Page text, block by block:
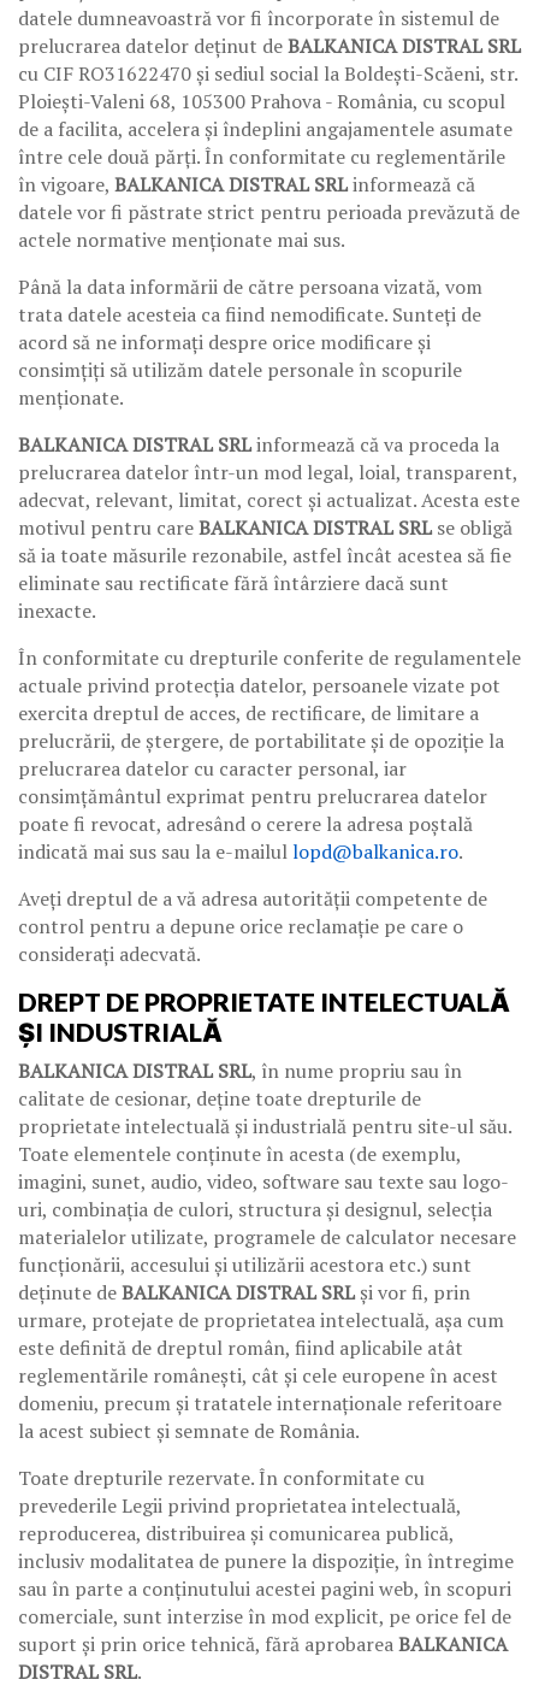
datele dumneavoastră vor fi încorporate în sistemul de
prelucrarea datelor deținut deBALKANICA DISTRAL SRL
cu CIF RO31622470 și sediul social la Boldești-Scăeni, str.
Ploiești-Valeni 68, 105300 Prahova - România, cu scopul
de a facilita, accelera și îndeplini angajamentele asumate
între cele două părți. În conformitate cu reglementările
în vigoare, BALKANICA DISTRAL SRLinformează că
datele vor fi păstrate strict pentru perioada prevăzută de
actele normative menționate mai sus.
Până la data informării de către persoana vizată, vom
trata datele acesteia ca fiind nemodificate. Sunteți de
acord să ne informați despre orice modificare și
consimțiți să utilizăm datele personale în scopurile
menționate.
BALKANICA DISTRAL SRLinformează că va proceda la
prelucrarea datelor într-un mod legal, loial, transparent,
adecvat, relevant, limitat, corect și actualizat. Acesta este
motivul pentru careBALKANICA DISTRAL SRLse obligă
să ia toate măsurile rezonabile, astfel încât acestea să fie
eliminate sau rectificate fără întârziere dacă sunt
inexacte.
În conformitate cu drepturile conferite de regulamentele
actuale privind protecția datelor, persoanele vizate pot
exercita dreptul de acces, de rectificare, de limitare a
prelucrării, de ștergere, de portabilitate și de opoziție la
prelucrarea datelor cu caracter personal, iar
consimțământul exprimat pentru prelucrarea datelor
poate fi revocat, adresând o cerere la adresa poștală
indicată mai sus sau la e-mailullopd@balkanica.ro.
Aveți dreptul de a vă adresa autorității competente de
control pentru a depune orice reclamație pe care o
considerați adecvată.
DREPT DE PROPRIETATE INTELECTUALĂ
ȘI INDUSTRIALĂ
BALKANICA DISTRAL SRL, în nume propriu sau în
calitate de cesionar, deține toate drepturile de
proprietate intelectuală și industrială pentru site-ul său.
Toate elementele conținute în acesta (de exemplu,
imagini, sunet, audio, video, software sau texte sau logo-
uri, combinația de culori, structura și designul, selecția
materialelor utilizate, programele de calculator necesare
funcționării, accesului și utilizării acestora etc.) sunt
deținute deBALKANICA DISTRAL SRLși vor fi, prin
urmare, protejate de proprietatea intelectuală, așa cum
este definită de dreptul român, fiind aplicabile atât
reglementările românești, cât și cele europene în acest
domeniu, precum și tratatele internaționale referitoare
la acest subiect și semnate de România.
Toate drepturile rezervate. În conformitate cu
prevederile Legii privind proprietatea intelectuală,
reproducerea, distribuirea și comunicarea publică,
inclusiv modalitatea de punere la dispoziție, în întregime
sau în parte a conținutului acestei pagini web, în ​​scopuri
comerciale, sunt interzise în mod explicit, pe orice fel de
suport și prin orice tehnică, fără aprobareaBALKANICA
DISTRAL SRL.